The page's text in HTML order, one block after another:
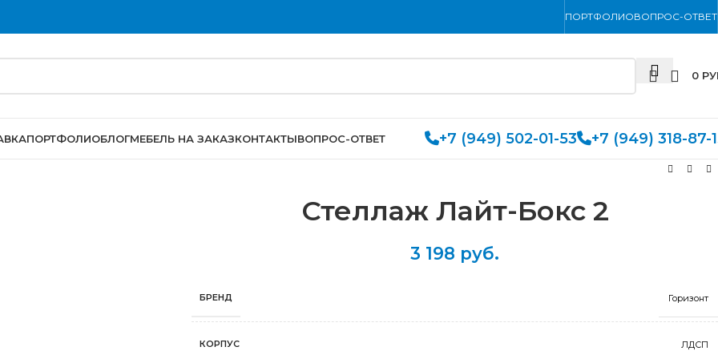
ПОРТФОЛИОВОПРОС-ОТВЕТ
0
ПОРТФОЛИОБЛОГМЕБЕЛЬ НА ЗАКАЗКОНТАКТЫВОПРОС-ОТВЕТ +7 (949) 502-01-53 +7 (949) 318-87-
Стеллаж Лайт-Бокс 2
3 198 руб.
БРЕНД Горизонт
КОРПУС ЛДСП